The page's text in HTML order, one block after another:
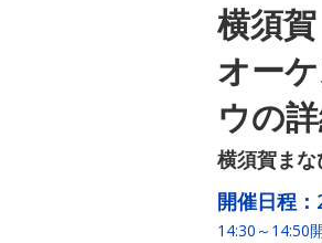
横須
オー
ウの
横須賀ま
開催日程：
14:30～14:50